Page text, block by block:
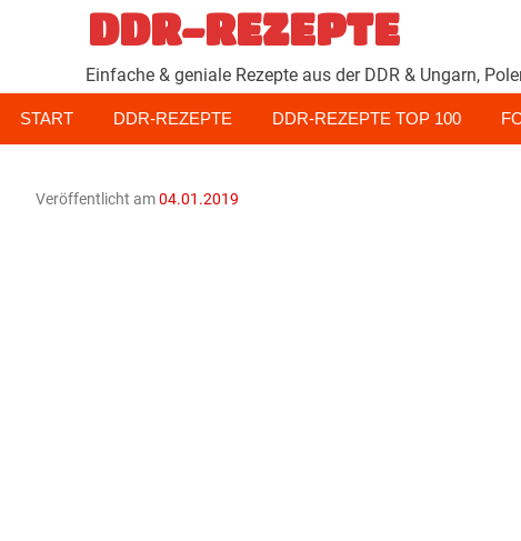
Zum
Inhalt
springen
DDR-REZEPTE
Einfache & geniale Rezepte aus der DDR & Ungarn,
START DDR-REZEPTE DDR-REZEPTE TOP 100
Veröffentlicht am04.01.2019